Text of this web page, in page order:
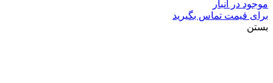
موجود در انبار
برای قیمت تماس بگیرید
بستن